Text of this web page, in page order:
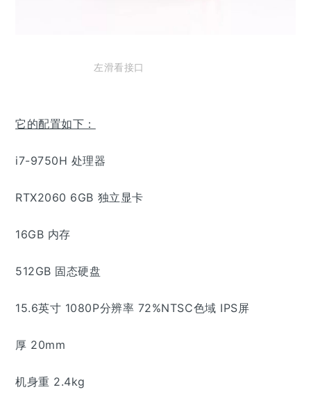
左滑看接口
它的配置如下：
i7-9750H 处理器
RTX2060 6GB 独立显卡
16GB 内存
512GB 固态硬盘
15.6英寸 1080P分辨率 72%NTSC色域 IPS屏
厚 20mm
机身重 2.4kg